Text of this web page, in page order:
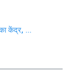
केंद्र, ...